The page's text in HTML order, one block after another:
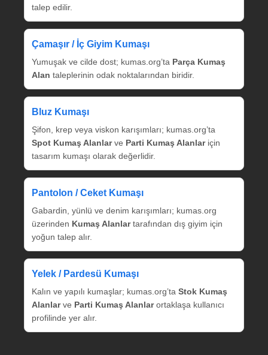
talep edilir.
Çamaşır / İç Giyim Kumaşı
Yumuşak ve cilde dost; kumas.org’ta Parça Kumaş
Alan taleplerinin odak noktalarından biridir.
Bluz Kumaşı
Şifon, krep veya viskon karışımları; kumas.org’ta
Spot Kumaş Alanlarve Parti Kumaş Alanlariçin
tasarım kumaşı olarak değerlidir.
Pantolon / Ceket Kumaşı
Gabardin, yünlü ve denim karışımları; kumas.org
üzerinden Kumaş Alanlartarafından dış giyim için
yoğun talep alır.
Yelek / Pardesü Kumaşı
Kalın ve yapılı kumaşlar; kumas.org’ta Stok Kumaş
Alanlarve Parti Kumaş Alanlarortaklaşa kullanıcı
profilinde yer alır.